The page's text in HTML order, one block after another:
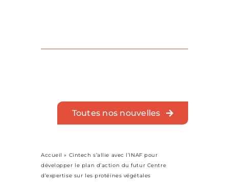
Toutes nos nouvelles
Accueil » Cintech s’allie avec l’INAF pour
développer le plan d’action du futur Centre
d’expertise sur les protéines végétales